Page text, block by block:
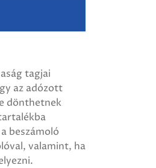
tagjai
az adózott
dönthetnek
beszámoló
valamint, ha